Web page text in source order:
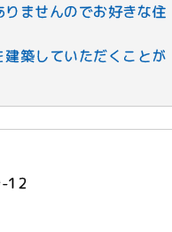
ませんのでお好きな住
築していただくことが
12